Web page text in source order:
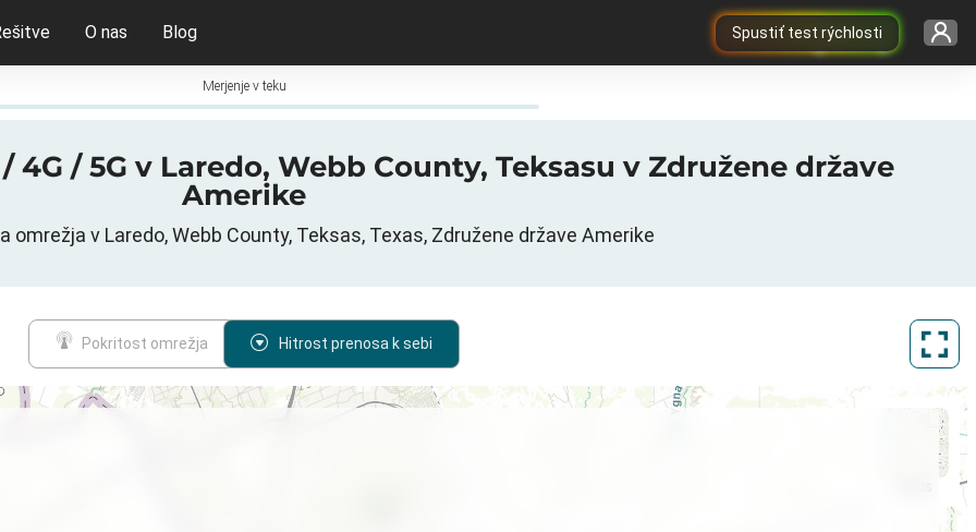
Spustiť test rýchlosti
O nas Blog
Merjenje v teku
/ 5G v Laredo, Webb County, Teksasu v Združene države
Amerike
omrežja v Laredo, Webb County, Teksas, Texas, Združene države Amerike
Pokritost omrežja Hitrost prenosa k sebi